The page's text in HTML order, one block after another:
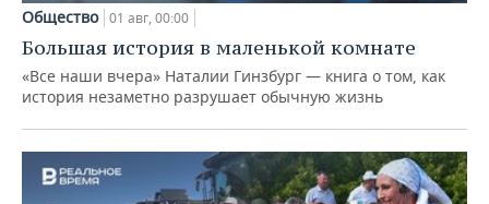
Общество 01 авг, 00:00
Большая история в маленькой комнате
«Все наши вчера» Наталии Гинзбург — книга о том, как
история незаметно разрушает обычную жизнь